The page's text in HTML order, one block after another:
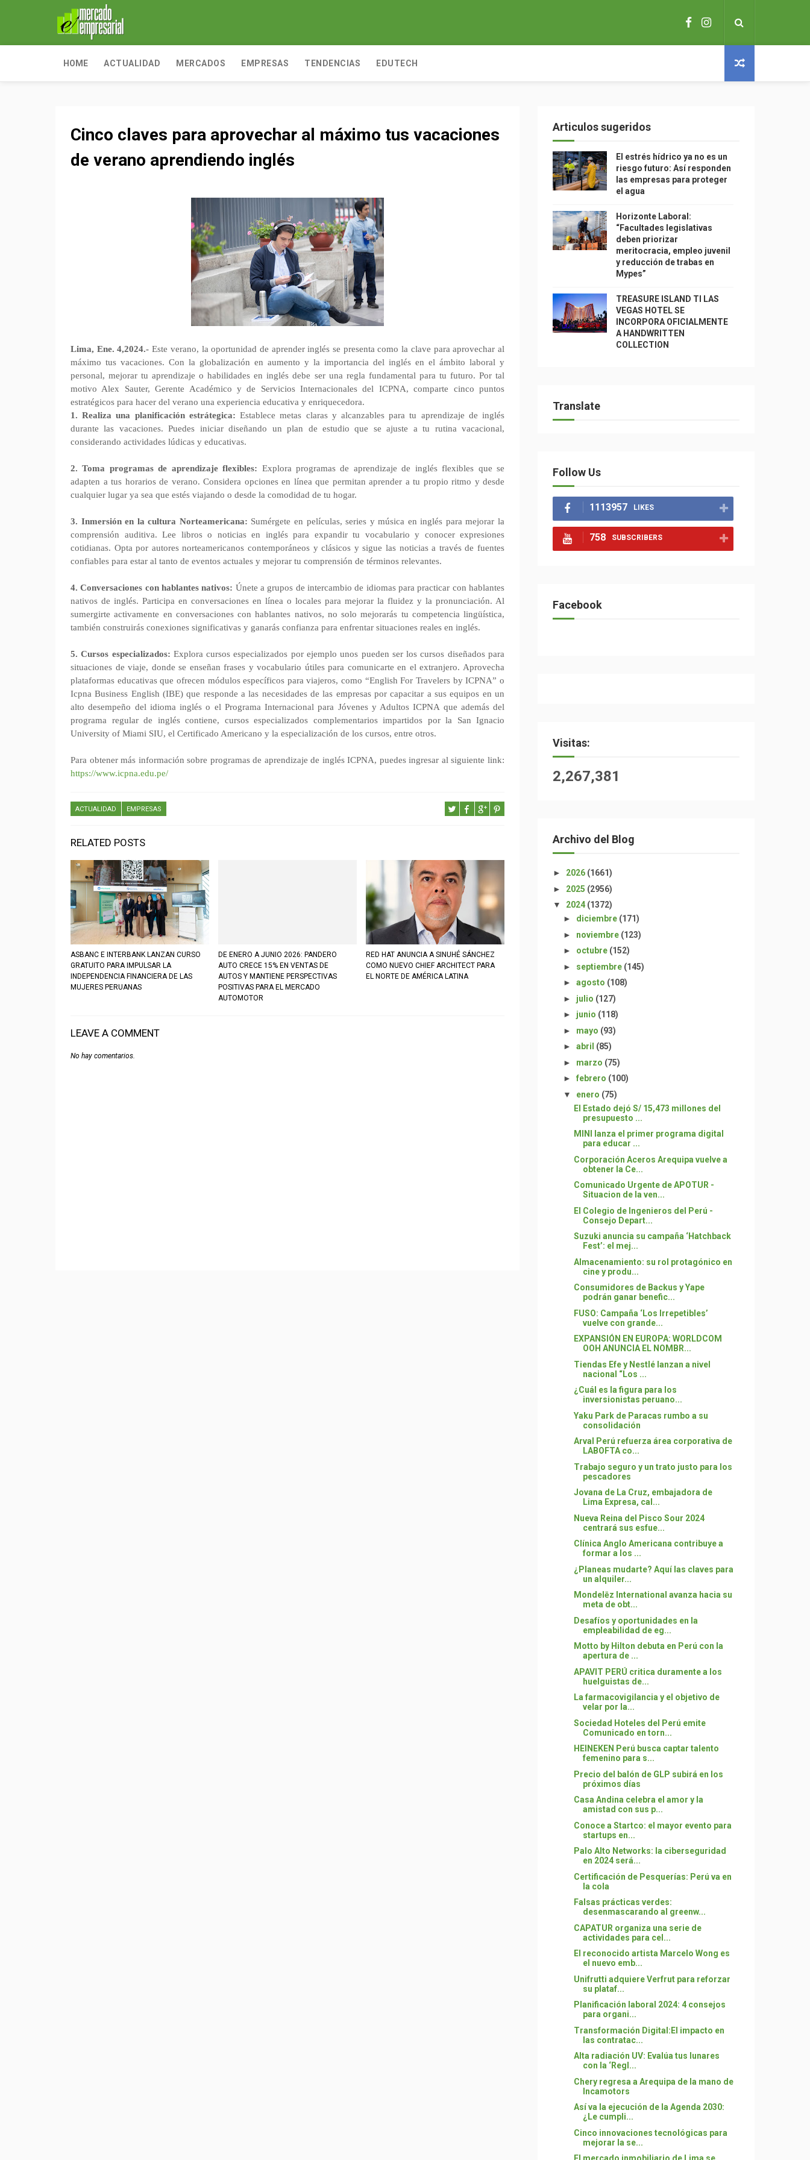
HOME ACTUALIDAD MERCADOS EMPRESAS TENDENCIAS EDUTECH
Cinco claves para aprovechar al máximo tus vacaciones
de verano aprendiendo inglés
Lima, Ene. 4,2024.- Este verano, la oportunidad de aprender inglés se presenta como la clave para aprovechar al
máximo tus vacaciones. Con la globalización en aumento y la importancia del inglés en el ámbito laboral y
personal, mejorar tu aprendizaje o habilidades en inglés debe ser una regla fundamental para tu futuro. Por tal
motivo Alex Sauter, Gerente Académico y de Servicios Internacionales del ICPNA, comparte cinco puntos
estratégicos para hacer del verano una experiencia educativa y enriquecedora.
1. Realiza una planificación estrátegica:Establece metas claras y alcanzables para tu aprendizaje de inglés
durante las vacaciones. Puedes iniciar diseñando un plan de estudio que se ajuste a tu rutina vacacional,
considerando actividades lúdicas y educativas.
2. Toma programas de aprendizaje flexibles: Explora programas de aprendizaje de inglés flexibles que se
adapten a tus horarios de verano. Considera opciones en línea que permitan aprender a tu propio ritmo y desde
cualquier lugar ya sea que estés viajando o desde la comodidad de tu hogar.
3. Inmersión en la cultura Norteamericana: Sumérgete en películas, series y música en inglés para mejorar la
comprensión auditiva. Lee libros o noticias en inglés para expandir tu vocabulario y conocer expresiones
cotidianas. Opta por autores norteamericanos contemporáneos y clásicos y sigue las noticias a través de fuentes
confiables para estar al tanto de eventos actuales y mejorar tu comprensión de términos relevantes.
4. Conversaciones con hablantes nativos: Únete a grupos de intercambio de idiomas para practicar con hablantes
nativos de inglés. Participa en conversaciones en línea o locales para mejorar la fluidez y la pronunciación. Al
sumergirte activamente en conversaciones con hablantes nativos, no solo mejorarás tu competencia lingüística,
también construirás conexiones significativas y ganarás confianza para enfrentar situaciones reales en inglés.
5. Cursos especializados: Explora cursos especializados por ejemplo unos pueden ser los cursos diseñados para
situaciones de viaje, donde se enseñan frases y vocabulario útiles para comunicarte en el extranjero. Aprovecha
plataformas educativas que ofrecen módulos específicos para viajeros, como “English For Travelers by ICPNA” o
Icpna Business English (IBE) que responde a las necesidades de las empresas por capacitar a sus equipos en un
alto desempeño del idioma inglés o el Programa Internacional para Jóvenes y Adultos ICPNA que además del
programa regular de inglés contiene, cursos especializados complementarios impartidos por la San Ignacio
University of Miami SIU, el Certificado Americano y la especialización de los cursos, entre otros.
Para obtener más información sobre programas de aprendizaje de inglés ICPNA, puedes ingresar al siguiente link:
https://www.icpna.edu.pe/
ACTUALIDAD EMPRESAS
RELATED POSTS
ASBANC E INTERBANK LANZAN CURSO
GRATUITO PARA IMPULSAR LA
INDEPENDENCIA FINANCIERA DE LAS
MUJERES PERUANAS
DE ENERO A JUNIO 2026: PANDERO
AUTO CRECE 15% EN VENTAS DE
AUTOS Y MANTIENE PERSPECTIVAS
POSITIVAS PARA EL MERCADO
AUTOMOTOR
RED HAT ANUNCIA A SINUHÉ SÁNCHEZ
COMO NUEVO CHIEF ARCHITECT PARA
EL NORTE DE AMÉRICA LATINA
LEAVE A COMMENT
No hay comentarios.
Articulos sugeridos
El estrés hídrico ya no es un
riesgo futuro: Así responden
las empresas para proteger
el agua
Horizonte Laboral:
“Facultades legislativas
deben priorizar
meritocracia, empleo juvenil
y reducción de trabas en
Mypes”
TREASURE ISLAND TI LAS
VEGAS HOTEL SE
INCORPORA OFICIALMENTE
A HANDWRITTEN
COLLECTION
Translate
Follow Us
1113957 LIKES
758 SUBSCRIBERS
Facebook
Visitas:
2,267,381
Archivo del Blog
► 2026 (1661)
► 2025 (2956)
▼ 2024 (1372)
► diciembre (171)
► noviembre (123)
► octubre (152)
► septiembre (145)
► agosto (108)
► julio (127)
► junio (118)
► mayo (93)
► abril (85)
► marzo (75)
► febrero (100)
▼ enero (75)
El Estado dejó S/ 15,473 millones del
presupuesto ...
MINI lanza el primer programa digital
para educar ...
Corporación Aceros Arequipa vuelve a
obtener la Ce...
Comunicado Urgente de APOTUR -
Situacion de la ven...
El Colegio de Ingenieros del Perú -
Consejo Depart...
Suzuki anuncia su campaña ‘Hatchback
Fest’: el mej...
Almacenamiento: su rol protagónico en
cine y produ...
Consumidores de Backus y Yape
podrán ganar benefic...
FUSO: Campaña ‘Los Irrepetibles’
vuelve con grande...
EXPANSIÓN EN EUROPA: WORLDCOM
OOH ANUNCIA EL NOMBR...
Tiendas Efe y Nestlé lanzan a nivel
nacional “Los ...
¿Cuál es la figura para los
inversionistas peruano...
Yaku Park de Paracas rumbo a su
consolidación
Arval Perú refuerza área corporativa de
LABOFTA co...
Trabajo seguro y un trato justo para los
pescadores
Jovana de La Cruz, embajadora de
Lima Expresa, cal...
Nueva Reina del Pisco Sour 2024
centrará sus esfue...
Clínica Anglo Americana contribuye a
formar a los ...
¿Planeas mudarte? Aquí las claves para
un alquiler...
Mondelēz International avanza hacia su
meta de obt...
Desafíos y oportunidades en la
empleabilidad de eg...
Motto by Hilton debuta en Perú con la
apertura de ...
APAVIT PERÚ critica duramente a los
huelguistas de...
La farmacovigilancia y el objetivo de
velar por la...
Sociedad Hoteles del Perú emite
Comunicado en torn...
HEINEKEN Perú busca captar talento
femenino para s...
Precio del balón de GLP subirá en los
próximos días
Casa Andina celebra el amor y la
amistad con sus p...
Conoce a Startco: el mayor evento para
startups en...
Palo Alto Networks: la ciberseguridad
en 2024 será...
Certificación de Pesquerías: Perú va en
la cola
Falsas prácticas verdes:
desenmascarando al greenw...
CAPATUR organiza una serie de
actividades para cel...
El reconocido artista Marcelo Wong es
el nuevo emb...
Unifrutti adquiere Verfrut para reforzar
su plataf...
Planificación laboral 2024: 4 consejos
para organi...
Transformación Digital:El impacto en
las contratac...
Alta radiación UV: Evalúa tus lunares
con la ‘Regl...
Chery regresa a Arequipa de la mano de
Incamotors
Así va la ejecución de la Agenda 2030:
¿Le cumpli...
Cinco innovaciones tecnológicas para
mejorar la se...